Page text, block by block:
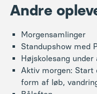
Andre
Morgensamlinger
Standupshow med
Højskolesang
Aktiv morgen: Start
form af løb,